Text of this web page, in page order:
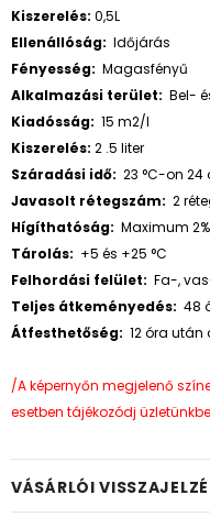
Kiszerelés: 0,5L
Ellenállóság: Időjárás
Fényesség: Magasfényű
Alkalmazási terület: Bel-
Kiadósság: 15 m2/l
Kiszerelés: 2 .5 liter
Száradási idő: 23 °C-on 24
Javasolt rétegszám: 2
Hígíthatóság: Maximum
Tárolás: +5 és +25 °C
Felhordási felület: Fa-,
Teljes átkeményedés: 48
Átfesthetőség: 12 óra után
/A képernyőn megjelenő
esetben tájékozódj
VÁSÁRLÓI